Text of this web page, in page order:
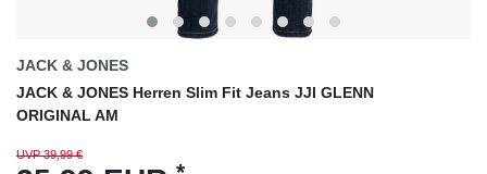
JACK & JONES
JACK & JONES Herren Slim Fit Jeans JJI GLENN
ORIGINAL AM
UVP 39,99 €